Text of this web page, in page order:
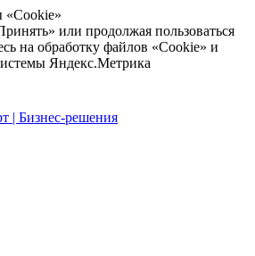
или продолжая пользоваться
на обработку файлов «Cookie» и
Яндекс.Метрика
| Бизнес-решения